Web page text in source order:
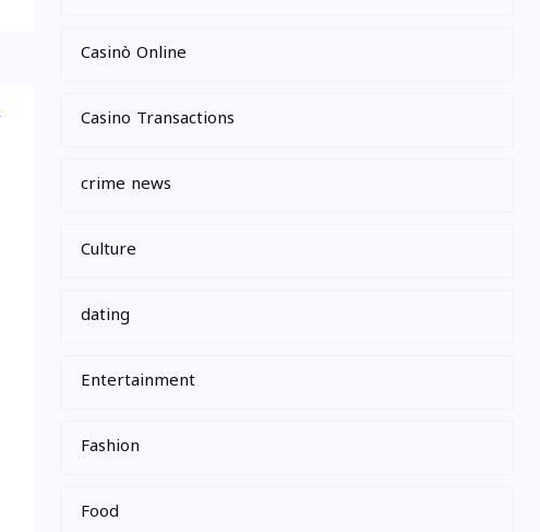
Casinò Online
Casino Transactions
crime news
Culture
dating
Entertainment
Fashion
Food